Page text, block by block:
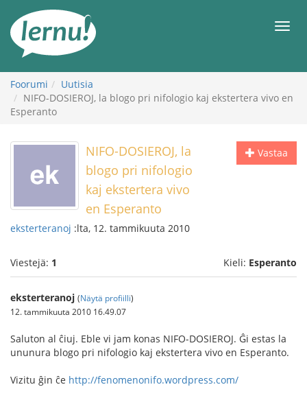
sisältöön
Foorumi
Uutisia
NIFO-DOSIEROJ, la blogo pri nifologio kaj ekstertera vivo en
Esperanto
Vastaa
NIFO-DOSIEROJ, la
blogo pri nifologio
kaj ekstertera vivo
en Esperanto
eksterteranoj :lta, 12. tammikuuta 2010
Viestejä: 1 Kieli: Esperanto
eksterteranoj (Näytä profiilli)
12. tammikuuta 2010 16.49.07
Saluton al ĉiuj. Eble vi jam konas NIFO-DOSIEROJ. Ĝi estas la
ununura blogo pri nifologio kaj ekstertera vivo en Esperanto.
Vizitu ĝin ĉe http://fenomenonifo.wordpress.com/